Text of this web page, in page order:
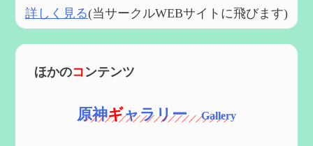
詳しく見る(当サークルWEBサイトに飛びます)
ほかのコ ンテンツ
原神ギャラリー